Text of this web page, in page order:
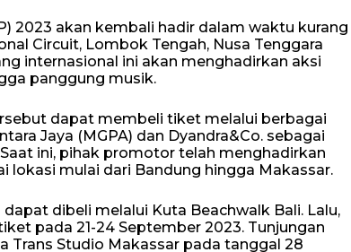
2023 akan kembali hadir dalam waktu kurang
Circuit, Lombok Tengah, Nusa Tenggara
internasional ini akan menghadirkan aksi
panggung musik.
dapat membeli tiket melalui berbagai
Jaya (MGPA) dan Dyandra&Co. sebagai
ini, pihak promotor telah menghadirkan
lokasi mulai dari Bandung hingga Makassar.
dibeli melalui Kuta Beachwalk Bali. Lalu,
pada 21-24 September 2023. Tunjungan
Trans Studio Makassar pada tanggal 28